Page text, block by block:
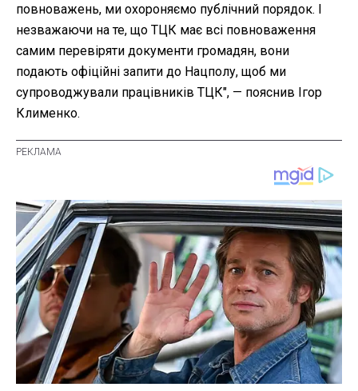
повноважень, ми охороняємо публічний порядок. І
незважаючи на те, що ТЦК має всі повноваження
самим перевіряти документи громадян, вони
подають офіційні запити до Нацполу, щоб ми
супроводжували працівників ТЦК", — пояснив Ігор
Клименко.